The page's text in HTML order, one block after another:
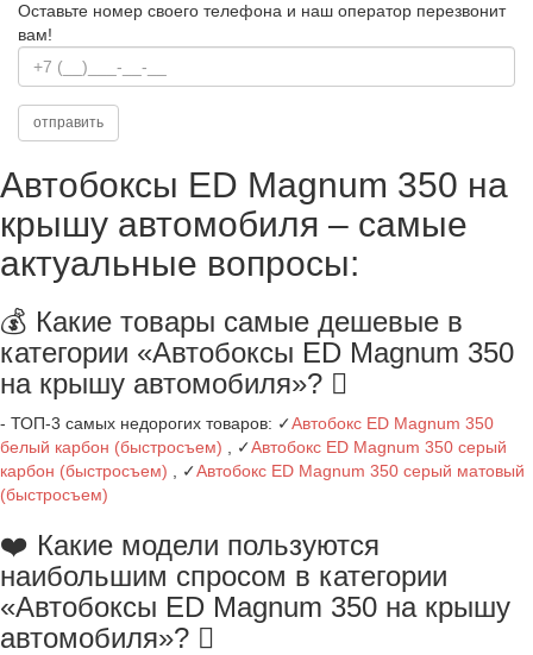
Оставьте номер своего телефона и наш оператор перезвонит
вам!
Автобоксы ED Magnum 350 на
крышу автомобиля – самые
актуальные вопросы:
💰 Какие товары самые дешевые в
категории «Автобоксы ED Magnum 350
на крышу автомобиля»?
- ТОП-3 самых недорогих товаров: ✓Автобокс ED Magnum 350
белый карбон (быстросъем) , ✓Автобокс ED Magnum 350 серый
карбон (быстросъем) , ✓Автобокс ED Magnum 350 серый матовый
(быстросъем)
❤️ Какие модели пользуются
наибольшим спросом в категории
«Автобоксы ED Magnum 350 на крышу
автомобиля»?